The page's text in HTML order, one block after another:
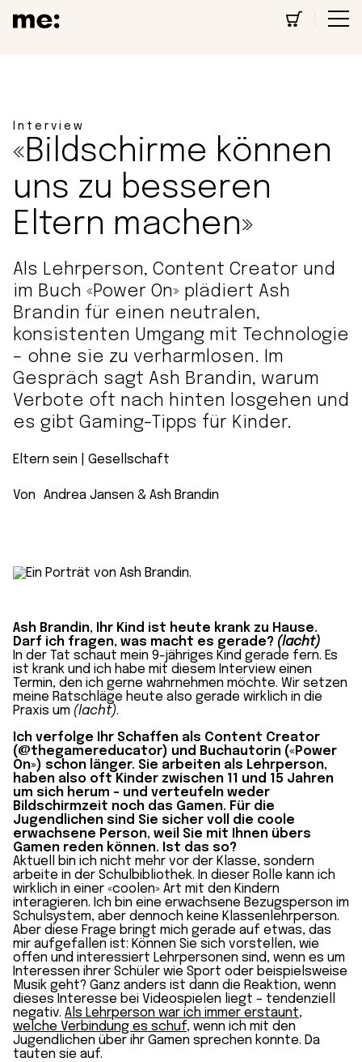
Interview
«Bildschirme können
uns zu besseren
Eltern machen»
Als Lehrperson, Content Creator und
im Buch «Power On» plädiert Ash
Brandin für einen neutralen,
konsistenten Umgang mit Technologie
– ohne sie zu verharmlosen. Im
Gespräch sagt Ash Brandin, warum
Verbote oft nach hinten losgehen und
es gibt Gaming-Tipps für Kinder.
Eltern sein Gesellschaft
Von Andrea Jansen & Ash Brandin
Ash Brandin, Ihr Kind ist heute krank zu Hause.
Darf ich fragen, was macht es gerade? (lacht)
In der Tat schaut mein 9-jähriges Kind gerade fern. Es
ist krank und ich habe mit diesem Interview einen
Termin, den ich gerne wahrnehmen möchte. Wir setzen
meine Ratschläge heute also gerade wirklich in die
Praxis um (lacht).
Ich verfolge Ihr Schaffen als Content Creator
(@thegamereducator) und Buchautorin («Power
On») schon länger. Sie arbeiten als Lehrperson,
haben also oft Kinder zwischen 11 und 15 Jahren
um sich herum – und verteufeln weder
Bildschirmzeit noch das Gamen. Für die
Jugendlichen sind Sie sicher voll die coole
erwachsene Person, weil Sie mit Ihnen übers
Gamen reden können. Ist das so?
Aktuell bin ich nicht mehr vor der Klasse, sondern
arbeite in der Schulbibliothek. In dieser Rolle kann ich
wirklich in einer «coolen» Art mit den Kindern
interagieren. Ich bin eine erwachsene Bezugsperson im
Schulsystem, aber dennoch keine Klassenlehrperson.
Aber diese Frage bringt mich gerade auf etwas, das
mir aufgefallen ist: Können Sie sich vorstellen, wie
offen und interessiert Lehrpersonen sind, wenn es um
Interessen ihrer Schüler wie Sport oder beispielsweise
Musik geht? Ganz anders ist dann die Reaktion, wenn
dieses Interesse bei Videospielen liegt – tendenziell
negativ. Als Lehrperson war ich immer erstaunt,
welche Verbindung es schuf, wenn ich mit den
Jugendlichen über ihr Gamen sprechen konnte. Da
tauten sie auf.